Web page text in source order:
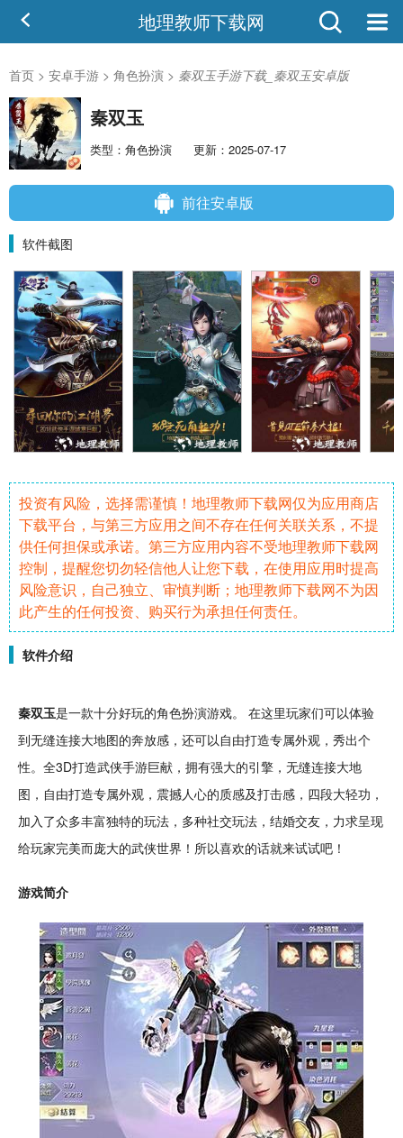
地理教师下载网
首页 > 安卓手游 > 角色扮演 > 秦双玉手游下载_秦双玉安卓版
秦双玉
类型：角色扮演 更新：2025-07-17
前往安卓版
软件截图
投资有风险，选择需谨慎！地理教师下载网仅为应用商店
下载平台，与第三方应用之间不存在任何关联关系，不提
供任何担保或承诺。第三方应用内容不受地理教师下载网
控制，提醒您切勿轻信他人让您下载，在使用应用时提高
风险意识，自己独立、审慎判断；地理教师下载网不为因
此产生的任何投资、购买行为承担任何责任。
软件介绍
秦双玉是一款十分好玩的角色扮演游戏。 在这里玩家们可以体验
到无缝连接大地图的奔放感，还可以自由打造专属外观，秀出个
性。全3D打造武侠手游巨献，拥有强大的引擎，无缝连接大地
图，自由打造专属外观，震撼人心的质感及打击感，四段大轻功，
加入了众多丰富独特的玩法，多种社交玩法， 结婚交友 ，力求呈现
给玩家完美而庞大的武侠世界！所以喜欢的话就来试试吧！
游戏简介